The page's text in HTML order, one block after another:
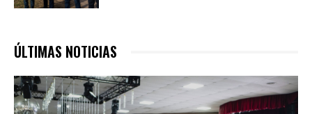
ÚLTIMAS NOTICIAS